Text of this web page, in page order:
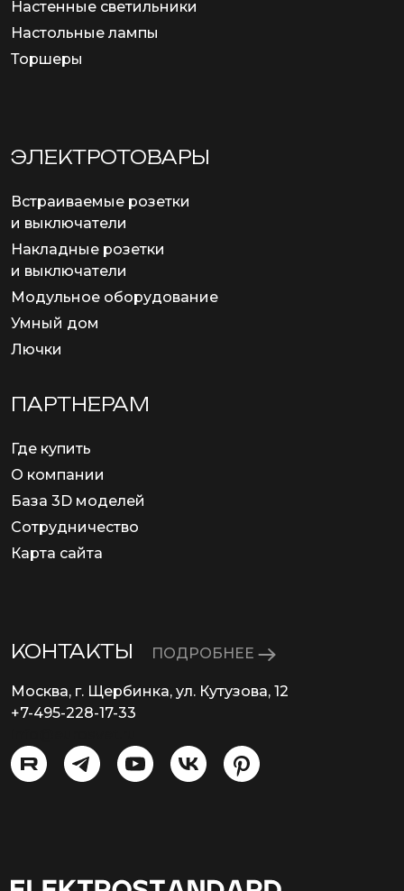
Настенные светильники
Настольные лампы
Торшеры
ЭЛЕКТРОТОВАРЫ
Встраиваемые розетки
и выключатели
Накладные розетки
и выключатели
Модульное оборудование
Умный дом
Лючки
ПАРТНЕРАМ
Где купить
О компании
База 3D моделей
Сотрудничество
Карта сайта
КОНТАКТЫ ПОДРОБНЕЕ
Москва, г. Щербинка, ул. Кутузова, 12
+7-495-228-17-33